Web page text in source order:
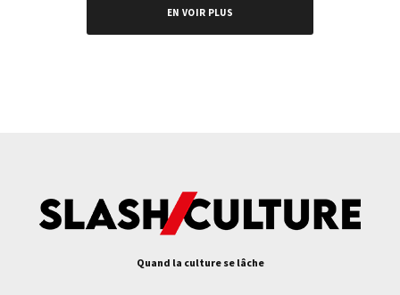
EN VOIR PLUS
Quand la culture se lâche